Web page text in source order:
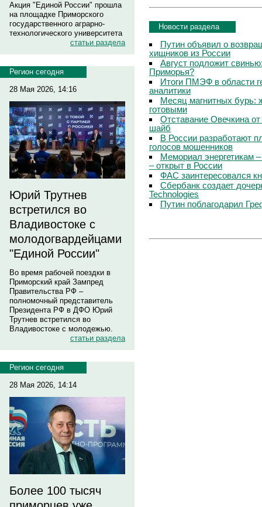
Акция "Единой России" прошла
на площадке Приморского
государственного аграрно-
технологического университета
статьи раздела
Регион сегодня
28 Мая 2026, 14:16
Юрий Трутнев
встретился во
Владивостоке с
молодогвардейцами
"Единой России"
Во время рабочей поездки в
Приморский край Зампред
Правительства РФ –
полномочный представитель
Президента РФ в ДФО Юрий
Трутнев встретился во
Владивостоке с молодежью.
статьи раздела
Регион сегодня
28 Мая 2026, 14:14
Более 100 тысяч
Новости раздела
Путин объявил о
хищников из России
Август подложит
Приморья?
Итоги ПМЭФ в области
аналитики
Месяц магнитных бурь:
готовыми
Отставание Овечкина
шайб
В России разработают
голосов мошенников
Мемориал энергетикам
– открыт в России
ФАС заинтересовался
Сбербанк создает
Technologies
Путин поблагодарил